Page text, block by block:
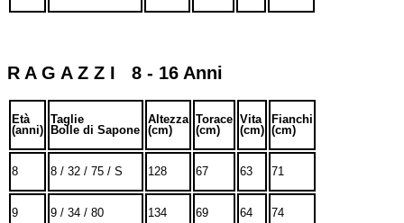
R A G A Z Z I 8 - 16 Anni
Età
(anni)
Taglie
Bolle di Sapone
Altezza
(cm)
Torace
(cm)
Vita
(cm)
Fianchi
(cm)
8 8 / 32 / 75 / S 128 67 63 71
9 9 / 34 / 80 134 69 64 74